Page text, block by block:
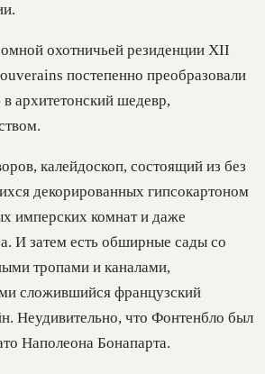
охотничьей резиденции XII
постепенно преобразовали
архитетонский шедевр,
калейдоскоп, состоящий из без
декорированных гипсокартоном
имперских комнат и даже
И затем есть обширные сады со
тропами и каналами,
сложившийся французский
Неудивительно, что Фонтенбло был
Наполеона Бонапарта.